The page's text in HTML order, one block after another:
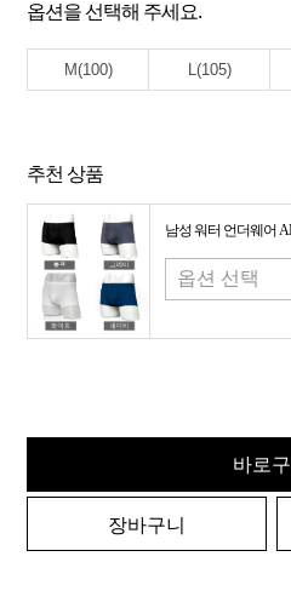
옵션을 선택해 주세요.
M(100) L(105)
추천 상품
남성 워터 언더웨어
바로
장바구니